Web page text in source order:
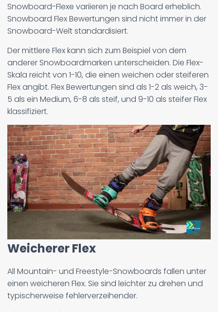
Snowboard-Flexe variieren je nach Board erheblich.
Snowboard Flex Bewertungen sind nicht immer in der
Snowboard-Welt standardisiert.
Der mittlere Flex kann sich zum Beispiel von dem
anderer Snowboardmarken unterscheiden. Die Flex-
Skala reicht von 1-10, die einen weichen oder steiferen
Flex angibt. Flex Bewertungen sind als 1-2 als weich, 3-
5 als ein Medium, 6-8 als steif, und 9-10 als steifer Flex
klassifiziert.
Weicherer Flex
All Mountain- und Freestyle-Snowboards fallen unter
einen weicheren Flex. Sie sind leichter zu drehen und
typischerweise fehlerverzeihender.